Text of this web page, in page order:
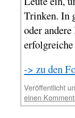
Trinken. In
oder
erfolgreiche
-> zu den
Veröffentlicht
einen